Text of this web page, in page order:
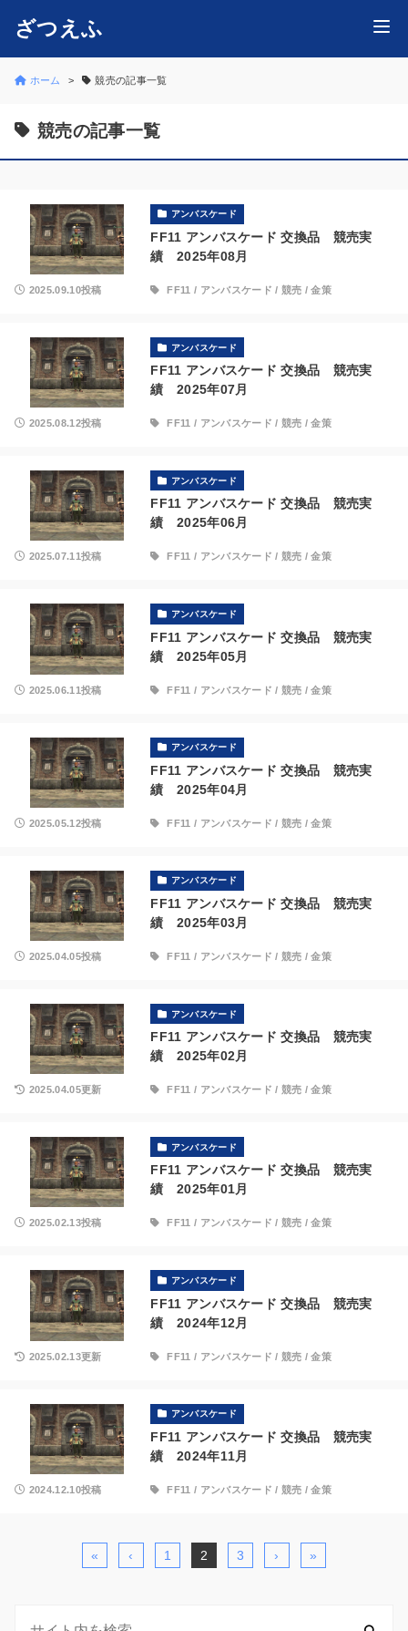
ざつえふ
ホーム 競売の記事一覧
競売の記事一覧
アンバスケード
FF11 アンバスケード 交換品 競売実
績 2025年08月
2025.09.10投稿 FF11 / アンバスケード / 競売 /金策
アンバスケード
FF11 アンバスケード 交換品 競売実
績 2025年07月
2025.08.12投稿 FF11 / アンバスケード / 競売 /金策
アンバスケード
FF11 アンバスケード 交換品 競売実
績 2025年06月
2025.07.11投稿 FF11 / アンバスケード / 競売 /金策
アンバスケード
FF11 アンバスケード 交換品 競売実
績 2025年05月
2025.06.11投稿 FF11 / アンバスケード / 競売 /金策
アンバスケード
FF11 アンバスケード 交換品 競売実
績 2025年04月
2025.05.12投稿 FF11 / アンバスケード / 競売 /金策
アンバスケード
FF11 アンバスケード 交換品 競売実
績 2025年03月
2025.04.05投稿 FF11 / アンバスケード / 競売 /金策
アンバスケード
FF11 アンバスケード 交換品 競売実
績 2025年02月
2025.04.05更新 FF11 / アンバスケード / 競売 /金策
アンバスケード
FF11 アンバスケード 交換品 競売実
績 2025年01月
2025.02.13投稿 FF11 / アンバスケード / 競売 /金策
アンバスケード
FF11 アンバスケード 交換品 競売実
績 2024年12月
2025.02.13更新 FF11 / アンバスケード / 競売 /金策
アンバスケード
FF11 アンバスケード 交換品 競売実
績 2024年11月
2024.12.10投稿 FF11 / アンバスケード / 競売 /金策
« ‹ 1 2 3 › »